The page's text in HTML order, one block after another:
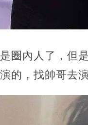
圈內人了，但
的，找帥哥去